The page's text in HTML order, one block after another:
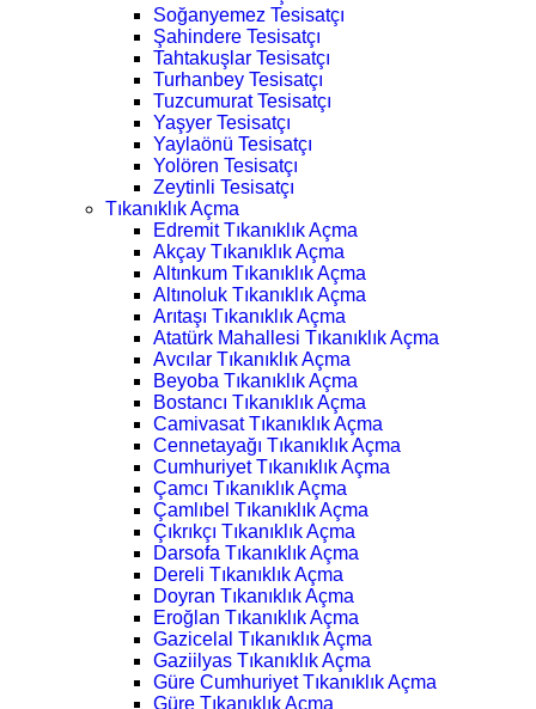
Soğanyemez Tesisatçı
Şahindere Tesisatçı
Tahtakuşlar Tesisatçı
Turhanbey Tesisatçı
Tuzcumurat Tesisatçı
Yaşyer Tesisatçı
Yaylaönü Tesisatçı
Yolören Tesisatçı
Zeytinli Tesisatçı
Tıkanıklık Açma
Edremit Tıkanıklık Açma
Akçay Tıkanıklık Açma
Altınkum Tıkanıklık Açma
Altınoluk Tıkanıklık Açma
Arıtaşı Tıkanıklık Açma
Atatürk Mahallesi Tıkanıklık Açma
Avcılar Tıkanıklık Açma
Beyoba Tıkanıklık Açma
Bostancı Tıkanıklık Açma
Camivasat Tıkanıklık Açma
Cennetayağı Tıkanıklık Açma
Cumhuriyet Tıkanıklık Açma
Çamcı Tıkanıklık Açma
Çamlıbel Tıkanıklık Açma
Çıkrıkçı Tıkanıklık Açma
Darsofa Tıkanıklık Açma
Dereli Tıkanıklık Açma
Doyran Tıkanıklık Açma
Eroğlan Tıkanıklık Açma
Gazicelal Tıkanıklık Açma
Gaziilyas Tıkanıklık Açma
Güre Cumhuriyet Tıkanıklık Açma
Güre Tıkanıklık Açma